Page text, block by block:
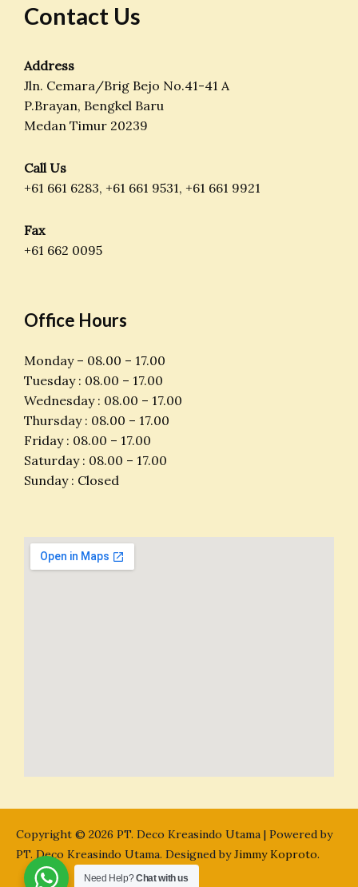
Contact Us
Address
Jln. Cemara/Brig Bejo No.41-41 A
P.Brayan, Bengkel Baru
Medan Timur 20239
Call Us
+61 661 6283, +61 661 9531, +61 661 9921
Fax
+61 662 0095
Office Hours
Monday – 08.00 – 17.00
Tuesday : 08.00 – 17.00
Wednesday : 08.00 – 17.00
Thursday : 08.00 – 17.00
Friday : 08.00 – 17.00
Saturday : 08.00 – 17.00
Sunday : Closed
Copyright © 2026 PT. Deco Kreasindo Utama | Powered by
PT. Deco Kreasindo Utama. Designed byJimmy Koproto.
Need Help?Chat with us